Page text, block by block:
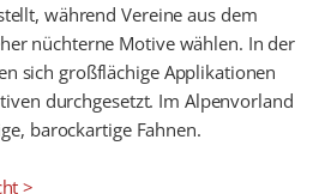
während Vereine aus dem
nüchterne Motive wählen. In der
sich großflächige Applikationen
durchgesetzt. Im Alpenvorland
barockartige Fahnen.
>